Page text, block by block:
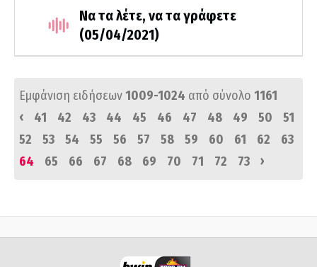
Να τα λέτε, να τα γράφετε
(05/04/2021)
Εμφάνιση ειδήσεων1009-1024 από σύνολο 1161
‹
41 42 43 44 45 46 47 48 49 50
51
52
53 54 55 56 57 58 59 60 61 62
63
64
65 66 67 68 69 70 71 72 73 ›